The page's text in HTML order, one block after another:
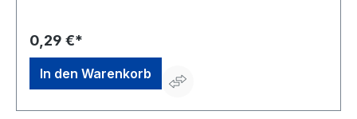
0,29 €*
In den Warenkorb